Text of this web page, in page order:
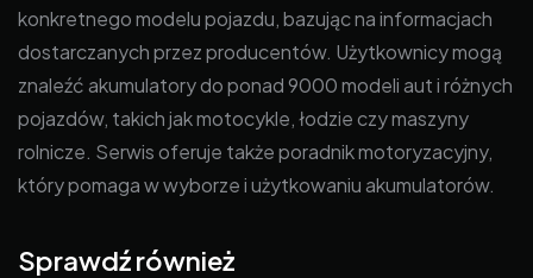
konkretnego modelu pojazdu, bazując na informacjach
dostarczanych przez producentów. Użytkownicy mogą
znaleźć akumulatory do ponad 9000 modeli aut i różnych
pojazdów, takich jak motocykle, łodzie czy maszyny
rolnicze. Serwis oferuje także poradnik motoryzacyjny,
który pomaga w wyborze i użytkowaniu akumulatorów.
Sprawdź również